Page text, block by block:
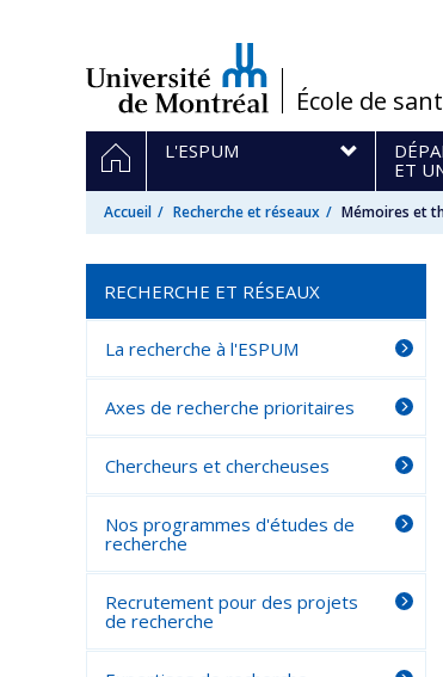
/École de
Navigation
principale
ACCUEIL
L'ESPUM
ET
Accueil Recherche et réseaux Mémoires et
RECHERCHE ET RÉSEAUX
La recherche à l'ESPUM
Axes de recherche prioritaires
Chercheurs et chercheuses
Nos programmes d'études de
recherche
Recrutement pour des projets
de recherche